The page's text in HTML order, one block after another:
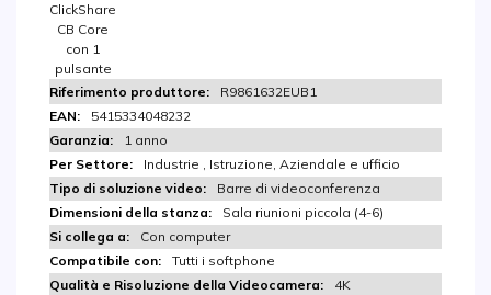
ClickShare
CB Core
con 1
pulsante
R9861632EUB1
5415334048232​
1 anno
Industrie , Istruzione, Aziendale e ufficio
Barre di videoconferenza
Sala riunioni piccola (4-6)
Con computer
Tutti i softphone
4K